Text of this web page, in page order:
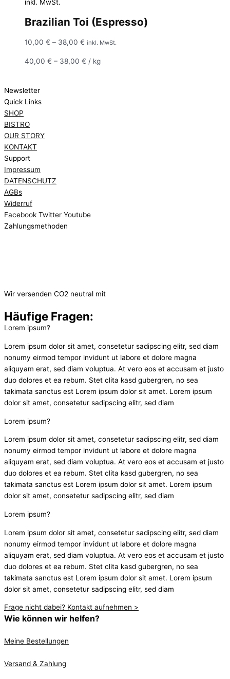
inkl. MwSt.
Brazilian Toi (Espresso)
10,00 € – 38,00 € inkl. MwSt.
40,00 € – 38,00 € / kg
Newsletter
Quick Links
SHOP
BISTRO
OUR STORY
KONTAKT
Support
Impressum
DATENSCHUTZ
AGBs
Widerruf
Facebook Twitter Youtube
Zahlungsmethoden
Wir versenden CO2 neutral mit
Häufige Fragen:
Lorem ipsum?
Lorem ipsum dolor sit amet, consetetur sadipscing elitr, sed diam
nonumy eirmod tempor invidunt ut labore et dolore magna
aliquyam erat, sed diam voluptua. At vero eos et accusam et justo
duo dolores et ea rebum. Stet clita kasd gubergren, no sea
takimata sanctus est Lorem ipsum dolor sit amet. Lorem ipsum
dolor sit amet, consetetur sadipscing elitr, sed diam
Lorem ipsum?
Lorem ipsum dolor sit amet, consetetur sadipscing elitr, sed diam
nonumy eirmod tempor invidunt ut labore et dolore magna
aliquyam erat, sed diam voluptua. At vero eos et accusam et justo
duo dolores et ea rebum. Stet clita kasd gubergren, no sea
takimata sanctus est Lorem ipsum dolor sit amet. Lorem ipsum
dolor sit amet, consetetur sadipscing elitr, sed diam
Lorem ipsum?
Lorem ipsum dolor sit amet, consetetur sadipscing elitr, sed diam
nonumy eirmod tempor invidunt ut labore et dolore magna
aliquyam erat, sed diam voluptua. At vero eos et accusam et justo
duo dolores et ea rebum. Stet clita kasd gubergren, no sea
takimata sanctus est Lorem ipsum dolor sit amet. Lorem ipsum
dolor sit amet, consetetur sadipscing elitr, sed diam
Frage nicht dabei? Kontakt aufnehmen >
Wie können wir helfen?
Meine Bestellungen
Versand & Zahlung